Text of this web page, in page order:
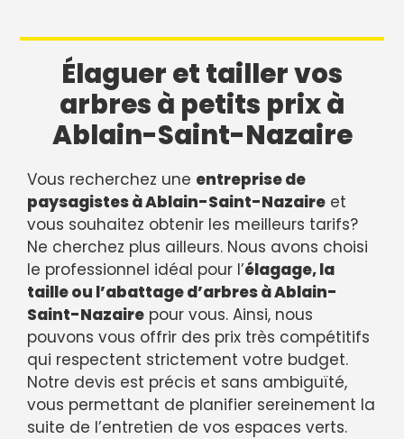
Élaguer et tailler vos
arbres à petits prix à
Ablain-Saint-Nazaire
Vous recherchez une entreprise de
paysagistes à Ablain-Saint-Nazaire et
vous souhaitez obtenir les meilleurs tarifs?
Ne cherchez plus ailleurs. Nous avons choisi
le professionnel idéal pour l’élagage, la
taille ou l’abattage d’arbres à Ablain-
Saint-Nazaire pour vous. Ainsi, nous
pouvons vous offrir des prix très compétitifs
qui respectent strictement votre budget.
Notre devis est précis et sans ambiguïté,
vous permettant de planifier sereinement la
suite de l’entretien de vos espaces verts.